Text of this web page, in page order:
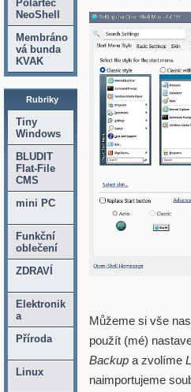
Polartec
NeoShell
Membráno
vá bunda
KVAK
Rubriky
Tiny
Windows
BLUDIT
Flat-File
CMS
mini PC
Funkční
oblečení
ZDRAVÍ
Elektronik
a
Příroda
Linux
Můžeme si vše
použít (mé)
Backupa zvolíme
naimportujeme